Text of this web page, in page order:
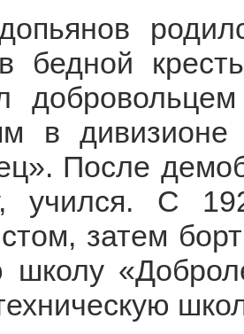
бедной
в
После
учился. С
затем
школу